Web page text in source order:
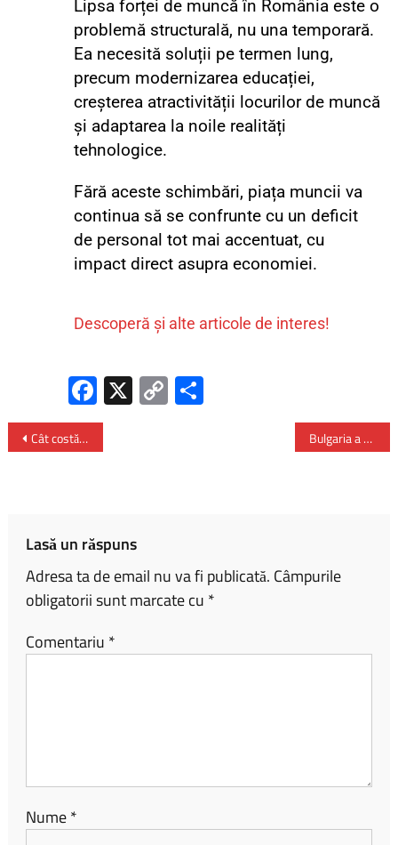
Lipsa forței de muncă în România este o
problemă structurală, nu una temporară.
Ea necesită soluții pe termen lung,
precum modernizarea educației,
creșterea atractivității locurilor de muncă
și adaptarea la noile realități
tehnologice.
Fără aceste schimbări, piața muncii va
continua să se confrunte cu un deficit
de personal tot mai accentuat, cu
impact direct asupra economiei.
Descoperă și alte articole de interes!
Fa
ce
b
X C
o
Cât costă să trăiești singur în oraș în 2026? Bulgaria a anunţat că va înceta să trimită ajutor militar Ucrainei
Lasă un răspuns
Adresa ta de email nu va fi publicată. Câmpurile
obligatorii sunt marcate cu *
Comentariu *
Nume*